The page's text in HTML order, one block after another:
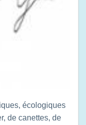
écologiques
de canettes, de